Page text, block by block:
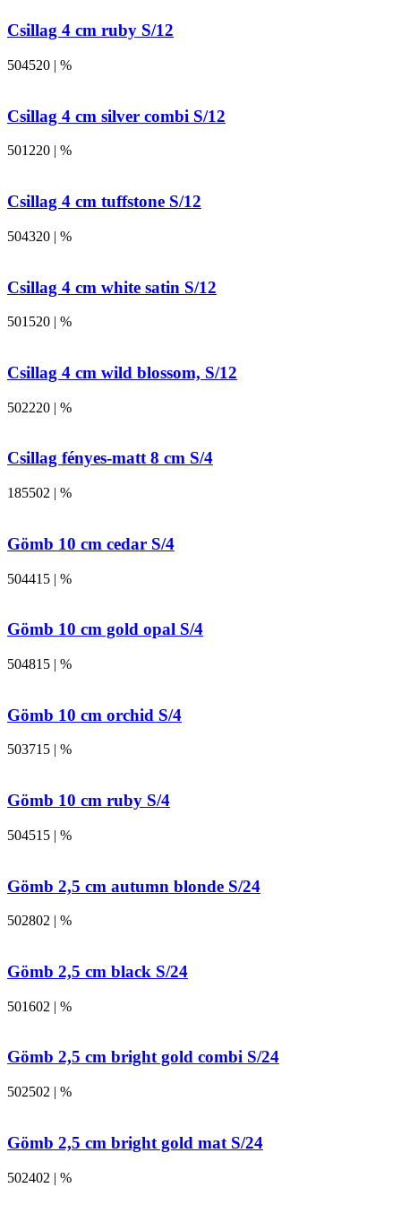
Csillag 4 cm ruby S/12
504520 | %
Csillag 4 cm silver combi S/12
501220 | %
Csillag 4 cm tuffstone S/12
504320 | %
Csillag 4 cm white satin S/12
501520 | %
Csillag 4 cm wild blossom, S/12
502220 | %
Csillag fényes-matt 8 cm S/4
185502 | %
Gömb 10 cm cedar S/4
504415 | %
Gömb 10 cm gold opal S/4
504815 | %
Gömb 10 cm orchid S/4
503715 | %
Gömb 10 cm ruby S/4
504515 | %
Gömb 2,5 cm autumn blonde S/24
502802 | %
Gömb 2,5 cm black S/24
501602 | %
Gömb 2,5 cm bright gold combi S/24
502502 | %
Gömb 2,5 cm bright gold mat S/24
502402 | %